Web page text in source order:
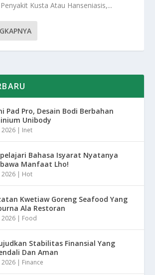
Kusta Atau Hanseniasis,...
Pad Pro, Desain Bodi Berbahan
Unibody
2026 | Inet
Bahasa Isyarat Nyatanya
Manfaat Lho!
2026 | Hot
Kwetiaw Goreng Seafood Yang
Ala Restoran
2026 | Food
Stabilitas Finansial Yang
Dan Aman
2026 | Finance